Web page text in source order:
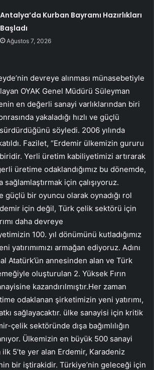
Antalya’da Kurban Bayramı Hazırlıkları
Başladı
Ağustos 7, 2026
devreye alınması münasebetiyle
OYAK Genel Müdürü Süleyman
en değerli sanayi varlıklarından biri
yakaladığı hızlı ve güçlü
söyledi. 2006 yılında
Fazilet, “Erdemir ülkemizin gururu
Yerli üretim kabiliyetimizi artırarak
üretime odaklandığımız bu dönemde,
sağlamlaştırmak için çalışıyoruz.
güçlü bir oyuncu olarak oynadığı rol
için değil, Türk çelik sektörü için
daha devreye
100. yıl dönümünü kutladığımız
yatırımımızı armağan ediyoruz. Adını
Atatürk’ün annesinden alan ve Türk
oluşturulan 2. Yüksek Fırın
kazandırılmıştır.Her zaman
odaklanan şirketimizin yeni yatırımı,
sağlayacaktır. ülke sanayisi için kritik
çelik sektöründe dışa bağımlılığın
Ülkemizin en büyük 500 sanayi
ilk 5’te yer alan Erdemir, Karadeniz
bir iştirakidir. Türkiye’nin geleceği için